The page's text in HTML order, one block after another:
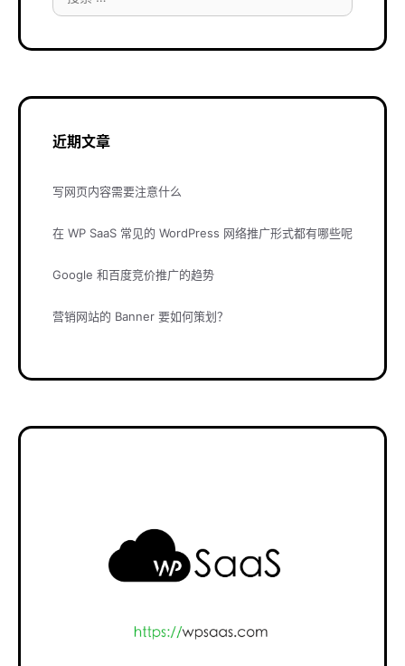
索：
近期文章
写网页内容需要注意什么
在 WP SaaS 常见的 WordPress 网络推广形式都有哪些呢
Google 和百度竞价推广的趋势
营销网站的 Banner 要如何策划？